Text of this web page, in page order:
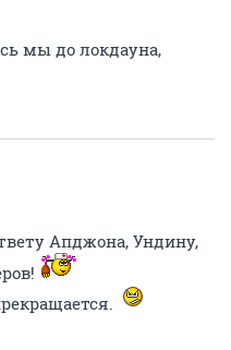
мы до локдауна,
Апджона, Ундину,